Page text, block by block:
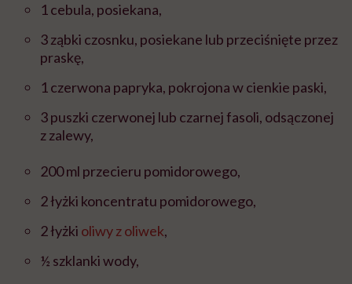
1 cebula, posiekana,
3 ząbki czosnku, posiekane lub przeciśnięte przez
praskę,
1 czerwona papryka, pokrojona w cienkie paski,
3 puszki czerwonej lub czarnej fasoli, odsączonej
z zalewy,
200 ml przecieru pomidorowego,
2 łyżki koncentratu pomidorowego,
2 łyżki oliwy z oliwek,
½ szklanki wody,